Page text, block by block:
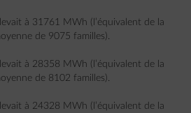
à 31761 MWh (l’équivalent de la
de 9075 familles).
à 28358 MWh (l’équivalent de la
de 8102 familles).
à 24328 MWh (l’équivalent de la